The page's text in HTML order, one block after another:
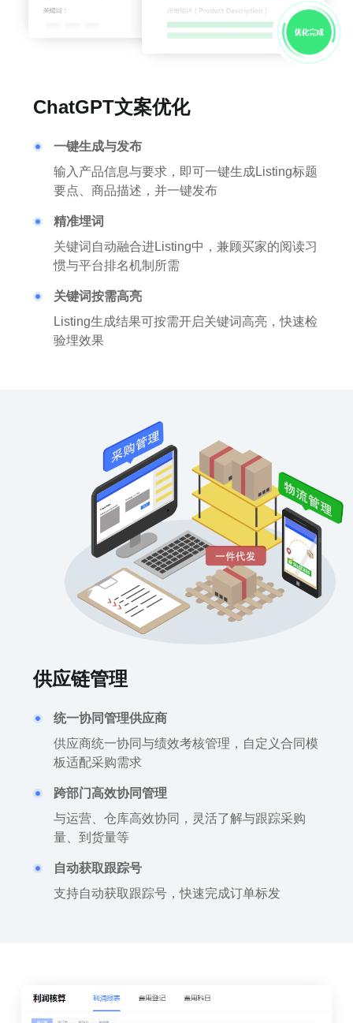
ChatGPT文案优化
一键生成与发布
输入产品信息与要求，即可一键生成Listing标题
要点、商品描述，并一键发布
精准埋词
关键词自动融合进Listing中，兼顾买家的阅读习
惯与平台排名机制所需
关键词按需高亮
Listing生成结果可按需开启关键词高亮，快速检
验埋效果
供应链管理
统一协同管理供应商
供应商统一协同与绩效考核管理，自定义合同模
板适配采购需求
跨部门高效协同管理
与运营、仓库高效协同，灵活了解与跟踪采购
量、到货量等
自动获取跟踪号
支持自动获取跟踪号，快速完成订单标发